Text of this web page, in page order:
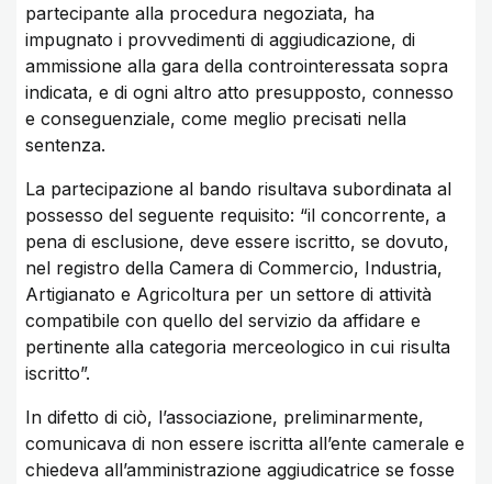
partecipante alla procedura negoziata, ha
impugnato i provvedimenti di aggiudicazione, di
ammissione alla gara della controinteressata sopra
indicata, e di ogni altro atto presupposto, connesso
e conseguenziale, come meglio precisati nella
sentenza.
La partecipazione al bando risultava subordinata al
possesso del seguente requisito: “il concorrente, a
pena di esclusione, deve essere iscritto, se dovuto,
nel registro della Camera di Commercio, Industria,
Artigianato e Agricoltura per un settore di attività
compatibile con quello del servizio da affidare e
pertinente alla categoria merceologico in cui risulta
iscritto”.
In difetto di ciò, l’associazione, preliminarmente,
comunicava di non essere iscritta all’ente camerale e
chiedeva all’amministrazione aggiudicatrice se fosse